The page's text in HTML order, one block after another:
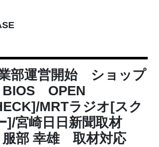
部運営開始 ショップ
BIOS OPEN
MRTラジオ[スク
]/宮崎日日新聞取材
部 幸雄 取材対応